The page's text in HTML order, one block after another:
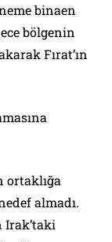
binaen
bölgenin
Fırat’ın
ortaklığa
almadı.
Irak’taki